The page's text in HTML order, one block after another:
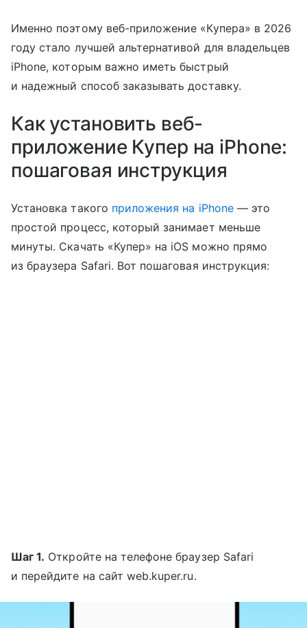
Именно поэтому веб-приложение «Купера» в 2026
году стало лучшей альтернативой для владельцев
iPhone, которым важно иметь быстрый
и надежный способ заказывать доставку.
Как установить веб-
приложение Купер на iPhone:
пошаговая инструкция
Установка такого приложения на iPhone— это
простой процесс, который занимает меньше
минуты. Скачать «Купер» на iOS можно прямо
из браузера Safari. Вот пошаговая инструкция:
Шаг 1. Откройте на телефоне браузер Safari
и перейдите на сайт web.kuper.ru.